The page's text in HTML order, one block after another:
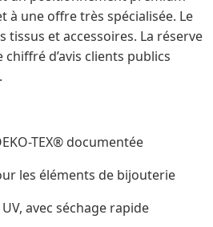
une offre très spécialisée. Le
et accessoires. La réserve
d’avis clients publics
TEX® documentée
les éléments de bijouterie
avec séchage rapide